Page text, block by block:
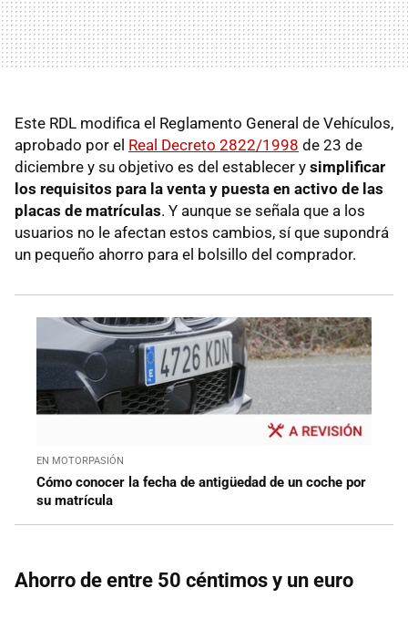
Este RDL modifica el Reglamento General de Vehículos,
aprobado por el Real Decreto 2822/1998 de 23 de
diciembre y su objetivo es del establecer y simplificar
los requisitos para la venta y puesta en activo de las
placas de matrículas. Y aunque se señala que a los
usuarios no le afectan estos cambios, sí que supondrá
un pequeño ahorro para el bolsillo del comprador.
EN MOTORPASIÓN
Cómo conocer la fecha de antigüedad de un coche por
su matrícula
Ahorro de entre 50 céntimos y un euro